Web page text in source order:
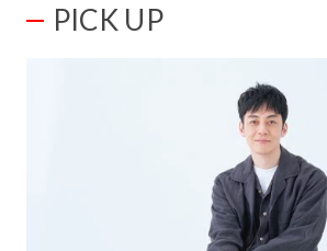
PICK UP